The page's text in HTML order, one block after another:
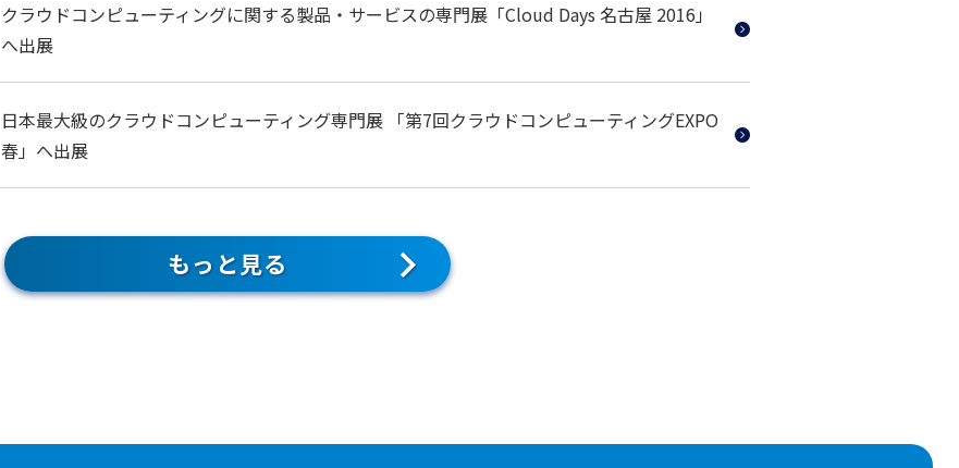
クラウドコンピューティングに関する製品・サービスの専門展「Cloud Days 名古屋 2016」
へ出展
日本最大級のクラウドコンピューティング専門展 「第7回クラウドコンピューティングEXPO
春」へ出展
もっと見る